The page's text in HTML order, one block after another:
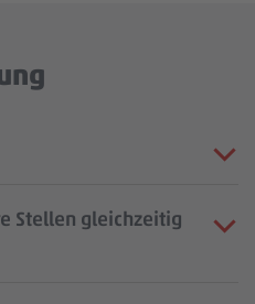
Stellen gleichzeitig